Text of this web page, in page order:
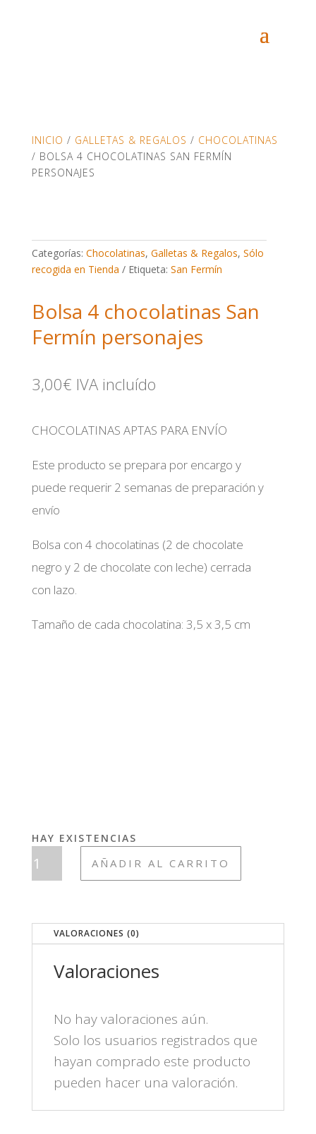
INICIO / GALLETAS & REGALOS / CHOCOLATINAS
/ BOLSA 4 CHOCOLATINAS SAN FERMÍN
PERSONAJES
Categorías: Chocolatinas, Galletas & Regalos, Sólo
recogida en Tienda
Etiqueta: San Fermín
Bolsa 4 chocolatinas San
Fermín personajes
3,00€ IVA incluído
CHOCOLATINAS APTAS PARA ENVÍO
Este producto se prepara por encargo y
puede requerir 2 semanas de preparación y
envío
Bolsa con 4 chocolatinas (2 de chocolate
negro y 2 de chocolate con leche) cerrada
con lazo.
Tamaño de cada chocolatina: 3,5 x 3,5 cm
HAY EXISTENCIAS
4
PERSONAJES
AÑADIR AL CARRITO
VALORACIONES (0)
Valoraciones
No hay valoraciones aún.
Solo los usuarios registrados que
hayan comprado este producto
pueden hacer una valoración.